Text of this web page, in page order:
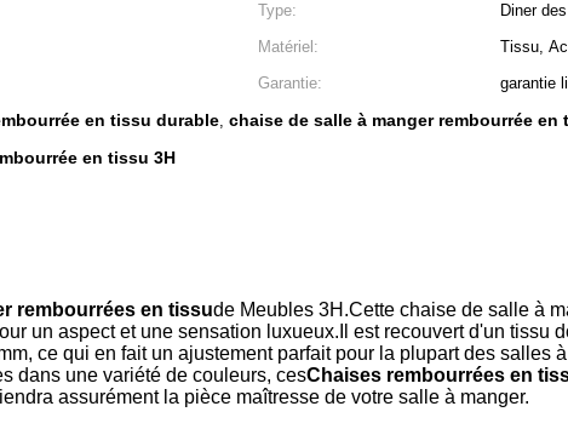
Type:
Diner
Matériel:
Tissu,
Garantie:
garantie
en tissu durable, chaise de salle à manger rembourrée
en tissu 3H
rembourrées en tissude Meubles 3H.Cette chaise de salle à
un aspect et une sensation luxueux.Il est recouvert d'un tissu
ce qui en fait un ajustement parfait pour la plupart des salles
dans une variété de couleurs, cesChaises rembourrées en
assurément la pièce maîtresse de votre salle à manger.